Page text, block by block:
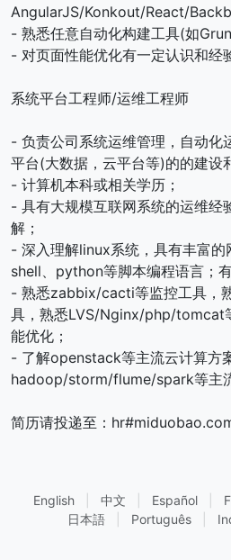
AngularJS/Konkout/React/
- 熟悉任意自动化构建工具(如
- 对页面性能优化有一定认识和经
系统平台工程师/运维工程师
- 负责公司系统运维管理，自动化
平台(大数据，云平台等)的的建设
- 计算机本科或相关学历；
- 具有大规模互联网系统的运维经
解；
- 深入理解linux系统，具有丰富的
shell、python等脚本编程语言；
- 熟悉zabbix/cacti等监控工具，
具，熟悉LVS/Nginx/php/tomcat
能优化；
- 了解openstack等主流云计算方
hadoop/storm/flume/spark等主
简历请投递至：
English 中文 Español
日本語
Português